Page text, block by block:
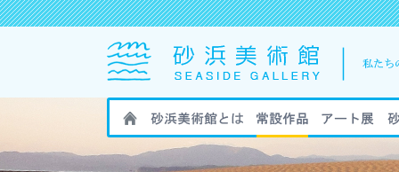
HOME 砂浜美術館とは砂浜美術館の作
砂